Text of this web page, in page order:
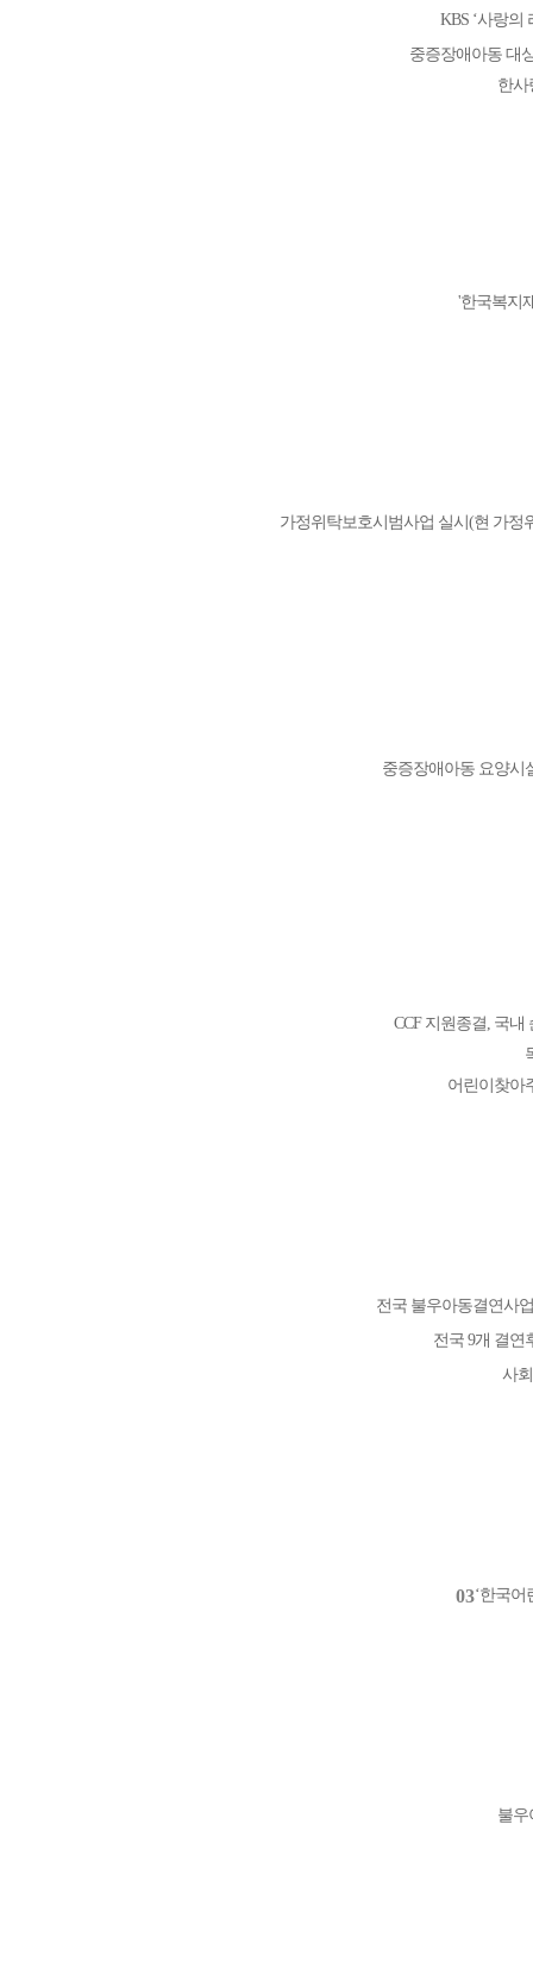
KBS ‘사랑의
중증장애아동 대
한사
'한국복지
가정위탁보호시범사업 실시(현 가정
중증장애아동 요양시
CCF 지원종결, 국내
어린이찾아
전국 불우아동결연사
전국 9개 결연
사
03‘한국어
불우